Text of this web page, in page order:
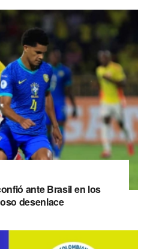
ante Brasil en los
desenlace